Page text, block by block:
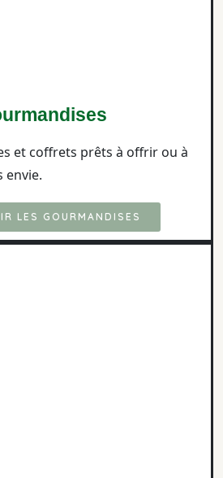
et coffrets prêts à offrir ou à
envie.
LES GOURMANDISES